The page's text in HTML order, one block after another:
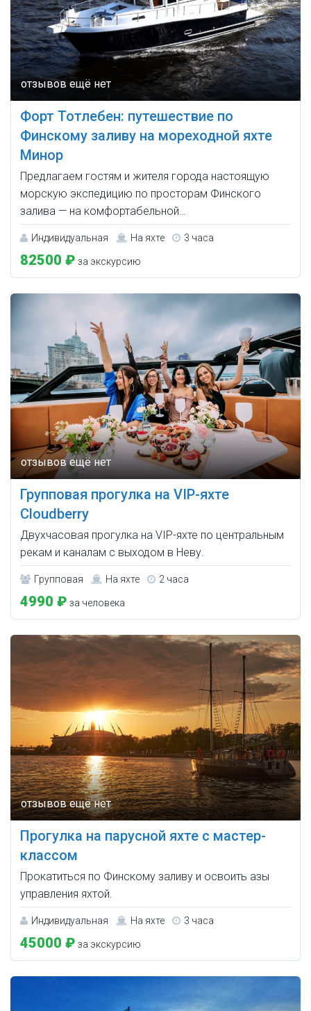
Форт Тотлебен: путешествие по
Финскому заливу на мореходной яхте
Минор
Предлагаем гостям и жителя города настоящую
морскую экспедицию по просторам Финского
залива — на комфортабельной…
Индивидуальная На яхте 3 часа
82500 ₽ за экскурсию
Групповая прогулка на VIP-яхте
Cloudberry
Двухчасовая прогулка на VIP-яхте по центральным
рекам и каналам с выходом в Неву.
Групповая На яхте 2 часа
4990 ₽ за человека
Прогулка на парусной яхте с мастер-
классом
Прокатиться по Финскому заливу и освоить азы
управления яхтой.
Индивидуальная На яхте 3 часа
45000 ₽ за экскурсию